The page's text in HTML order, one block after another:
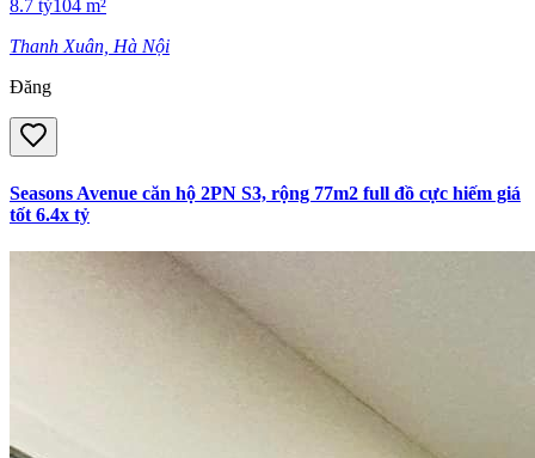
8.7 tỷ104 m²
Thanh Xuân, Hà Nội
Đăng
Seasons Avenue căn hộ 2PN S3, rộng 77m2 full đồ cực hiếm giá
tốt 6.4x tỷ